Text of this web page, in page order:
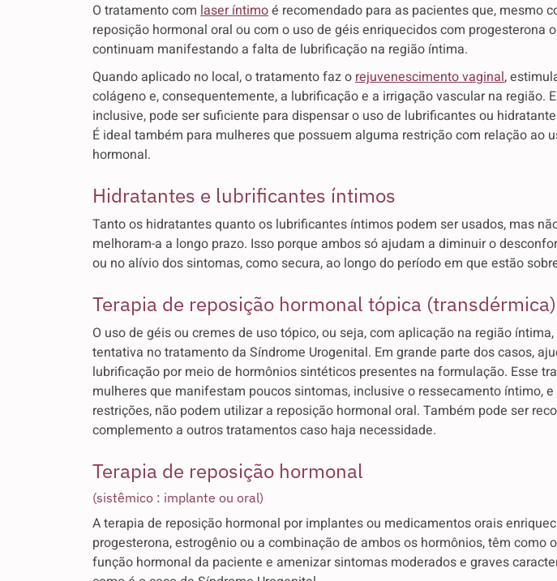
O tratamento com laser íntimoé recomendado para as pacientes que, mesmo
reposição hormonal oral ou com o uso de géis enriquecidos com progesterona
continuam manifestando a falta de lubrificação na região íntima.
Quando aplicado no local, o tratamento faz orejuvenescimento vaginal,
colágeno e, consequentemente, a lubrificação e a irrigação vascular na região.
inclusive, pode ser suficiente para dispensar o uso de lubrificantes ou
É ideal também para mulheres que possuem alguma restrição com relação ao
hormonal.
Hidratantes e lubrificantes íntimos
Tanto os hidratantes quanto os lubrificantes íntimos podem ser usados, mas
melhoram-a a longo prazo. Isso porque ambos só ajudam a diminuir o
ou no alívio dos sintomas, como secura, ao longo do período em que estão
Terapia de reposição hormonal tópica (transdérmica)
O uso de géis ou cremes de uso tópico, ou seja, com aplicação na região
tentativa no tratamento da Síndrome Urogenital. Em grande parte dos casos,
lubrificação por meio de hormônios sintéticos presentes na formulação. Esse
mulheres que manifestam poucos sintomas, inclusive o ressecamento íntimo, e
restrições, não podem utilizar a reposição hormonal oral. Também pode ser
complemento a outros tratamentos caso haja necessidade.
Terapia de reposição hormonal
(sistêmico : implante ou oral)
A terapia de reposição hormonal por implantes ou medicamentos orais
progesterona, estrogênio ou a combinação de ambos os hormônios, têm como
função hormonal da paciente e amenizar sintomas moderados e graves